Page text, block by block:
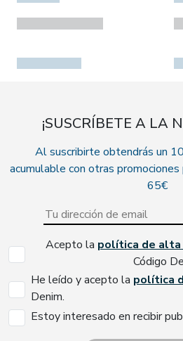
¡SUSCRÍBETE A LA
Al suscribirte obtendrás un
acumulable con otras
65€
Acepto la política de
Código
He leído y acepto la política
Denim.
Estoy interesado en recibir